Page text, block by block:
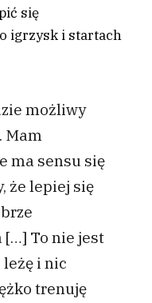
się
igrzysk i startach
możliwy
Mam
ma sensu się
że lepiej się
[…] To nie jest
i nic
trenuję